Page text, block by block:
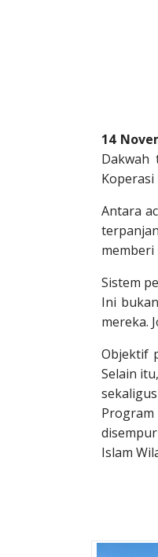
14
Dakwah
Koperasi
Antara
Sistem
Ini
mereka.
Objektif
Selain
Islam